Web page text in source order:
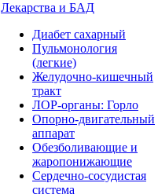
Лекарства и БАД
Диабет сахарный
Пульмонология
(легкие)
Желудочно-кишечный
тракт
ЛОР-органы: Горло
Опорно-двигательный
аппарат
Обезболивающие и
жаропонижающие
Сердечно-сосудистая
система